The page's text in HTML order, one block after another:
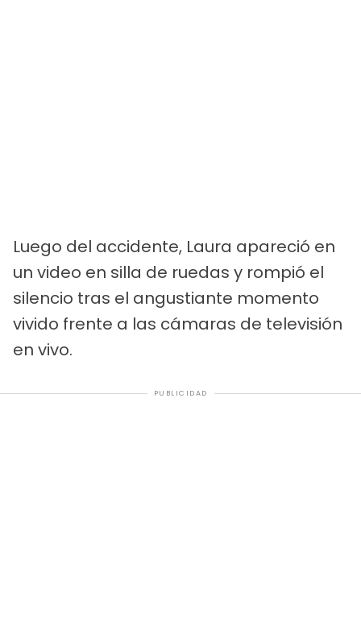
Luego del accidente, Laura apareció en
un video en silla de ruedas y rompió el
silencio tras el angustiante momento
vivido frente a las cámaras de televisión
en vivo.
PUBLICIDAD